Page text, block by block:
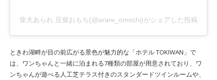
柴犬あられ 豆柴おもち(@arare_omochi)がシェアした投稿
ときわ湖畔が目の前広がる景色が魅力的な「ホテル TOKIWAN」で
は、ワンちゃんと一緒に泊まれる7種類の部屋が用意されており、ワ
ンちゃんが遊べる人工芝テラス付きのスタンダードツインルームや、